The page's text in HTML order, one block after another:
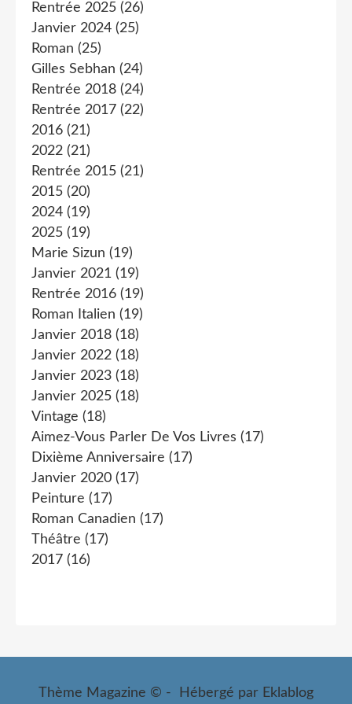
Rentrée 2025 (26)
Janvier 2024 (25)
Roman (25)
Gilles Sebhan (24)
Rentrée 2018 (24)
Rentrée 2017 (22)
2016 (21)
2022 (21)
Rentrée 2015 (21)
2015 (20)
2024 (19)
2025 (19)
Marie Sizun (19)
Janvier 2021 (19)
Rentrée 2016 (19)
Roman Italien (19)
Janvier 2018 (18)
Janvier 2022 (18)
Janvier 2023 (18)
Janvier 2025 (18)
Vintage (18)
Aimez-Vous Parler De Vos Livres (17)
Dixième Anniversaire (17)
Janvier 2020 (17)
Peinture (17)
Roman Canadien (17)
Théâtre (17)
2017 (16)
Thème Magazine © - Hébergé par Eklablog